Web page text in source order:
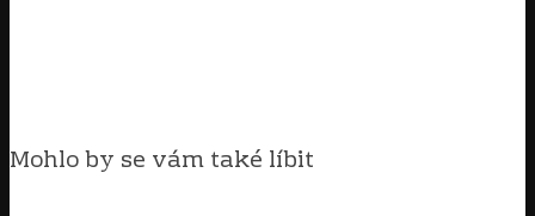
Mohlo by se vám také líbit